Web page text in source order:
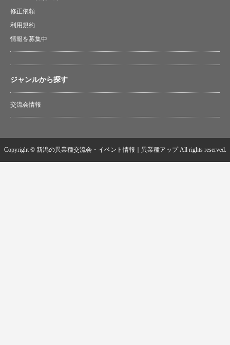
修正依頼
利用規約
情報を募集中
ジャンルから探す
交流会情報
Copyright © 新潟の異業種交流会・イベント情報｜異業種アップ All rights reserved.